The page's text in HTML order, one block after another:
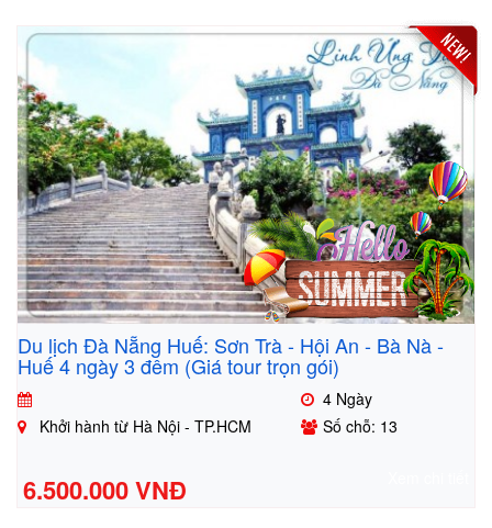
Du lịch Đà Nẵng Huế: Sơn Trà - Hội An - Bà Nà -
Huế 4 ngày 3 đêm (Giá tour trọn gói)
4 Ngày
Khởi hành từ Hà Nội - TP.HCM
Số chỗ: 13
6.500.000 VNĐ